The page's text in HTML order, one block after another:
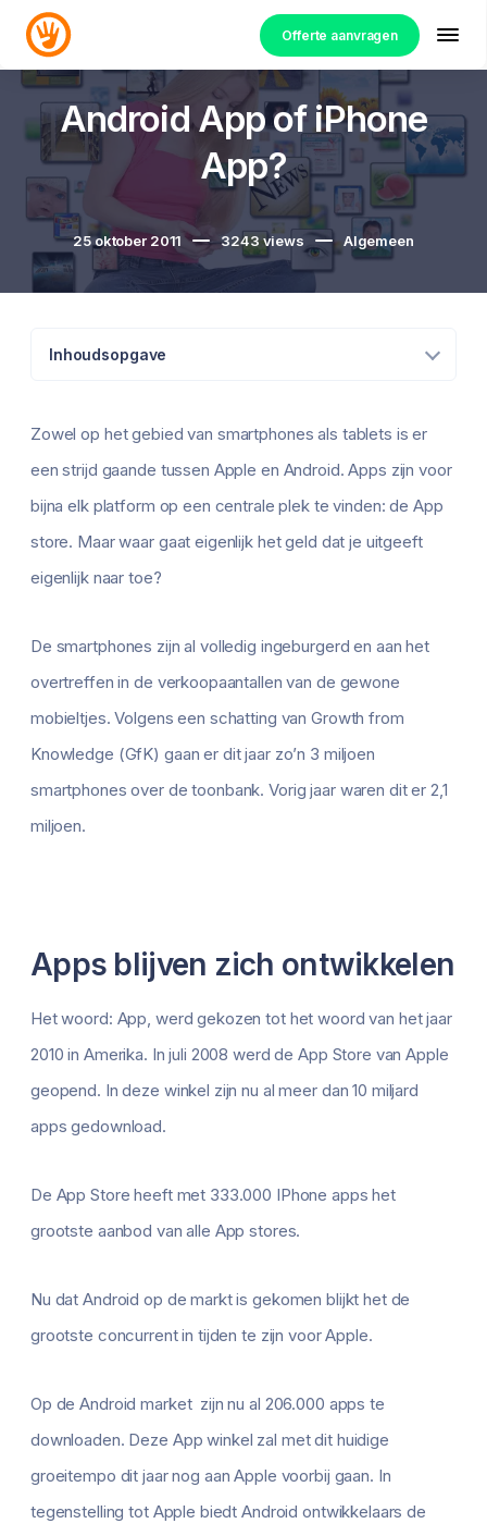
Offerte aanvragen
Android App of iPhone
App?
25 oktober 2011 3243views Algemeen
Inhoudsopgave
Zowel op het gebied van smartphones als tablets is er
een strijd gaande tussen Apple en Android. Apps zijn voor
bijna elk platform op een centrale plek te vinden: de App
store. Maar waar gaat eigenlijk het geld dat je uitgeeft
eigenlijk naar toe?
De smartphones zijn al volledig ingeburgerd en aan het
overtreffen in de verkoopaantallen van de gewone
mobieltjes. Volgens een schatting van Growth from
Knowledge (GfK) gaan er dit jaar zo’n 3 miljoen
smartphones over de toonbank. Vorig jaar waren dit er 2,1
miljoen.
Apps blijven zich ontwikkelen
Het woord: App, werd gekozen tot het woord van het jaar
2010 in Amerika. In juli 2008 werd de App Store van Apple
geopend. In deze winkel zijn nu al meer dan 10 miljard
apps gedownload.
De App Store heeft met 333.000 IPhone apps het
grootste aanbod van alle App stores.
Nu dat Android op de markt is gekomen blijkt het de
grootste concurrent in tijden te zijn voor Apple.
Op de Android market zijn nu al 206.000 apps te
downloaden. Deze App winkel zal met dit huidige
groeitempo dit jaar nog aan Apple voorbij gaan. In
tegenstelling tot Apple biedt Android ontwikkelaars de